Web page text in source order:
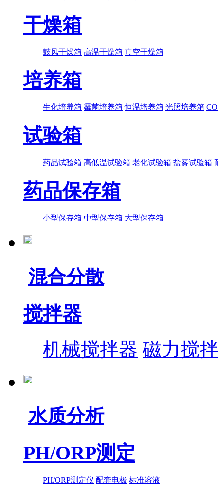
干燥箱
鼓风干燥箱 高温干燥箱 真空干燥箱
培养箱
生化培养箱 霉菌培养箱 恒温培养箱 光照培养箱
试验箱
药品试验箱 高低温试验箱 老化试验箱 盐雾试验箱
药品保存箱
小型保存箱 中型保存箱 大型保存箱
混合分散
搅拌器
机械搅拌器 磁力搅
水质分析
PH/ORP测定
PH/ORP测定仪 配套电极 标准溶液